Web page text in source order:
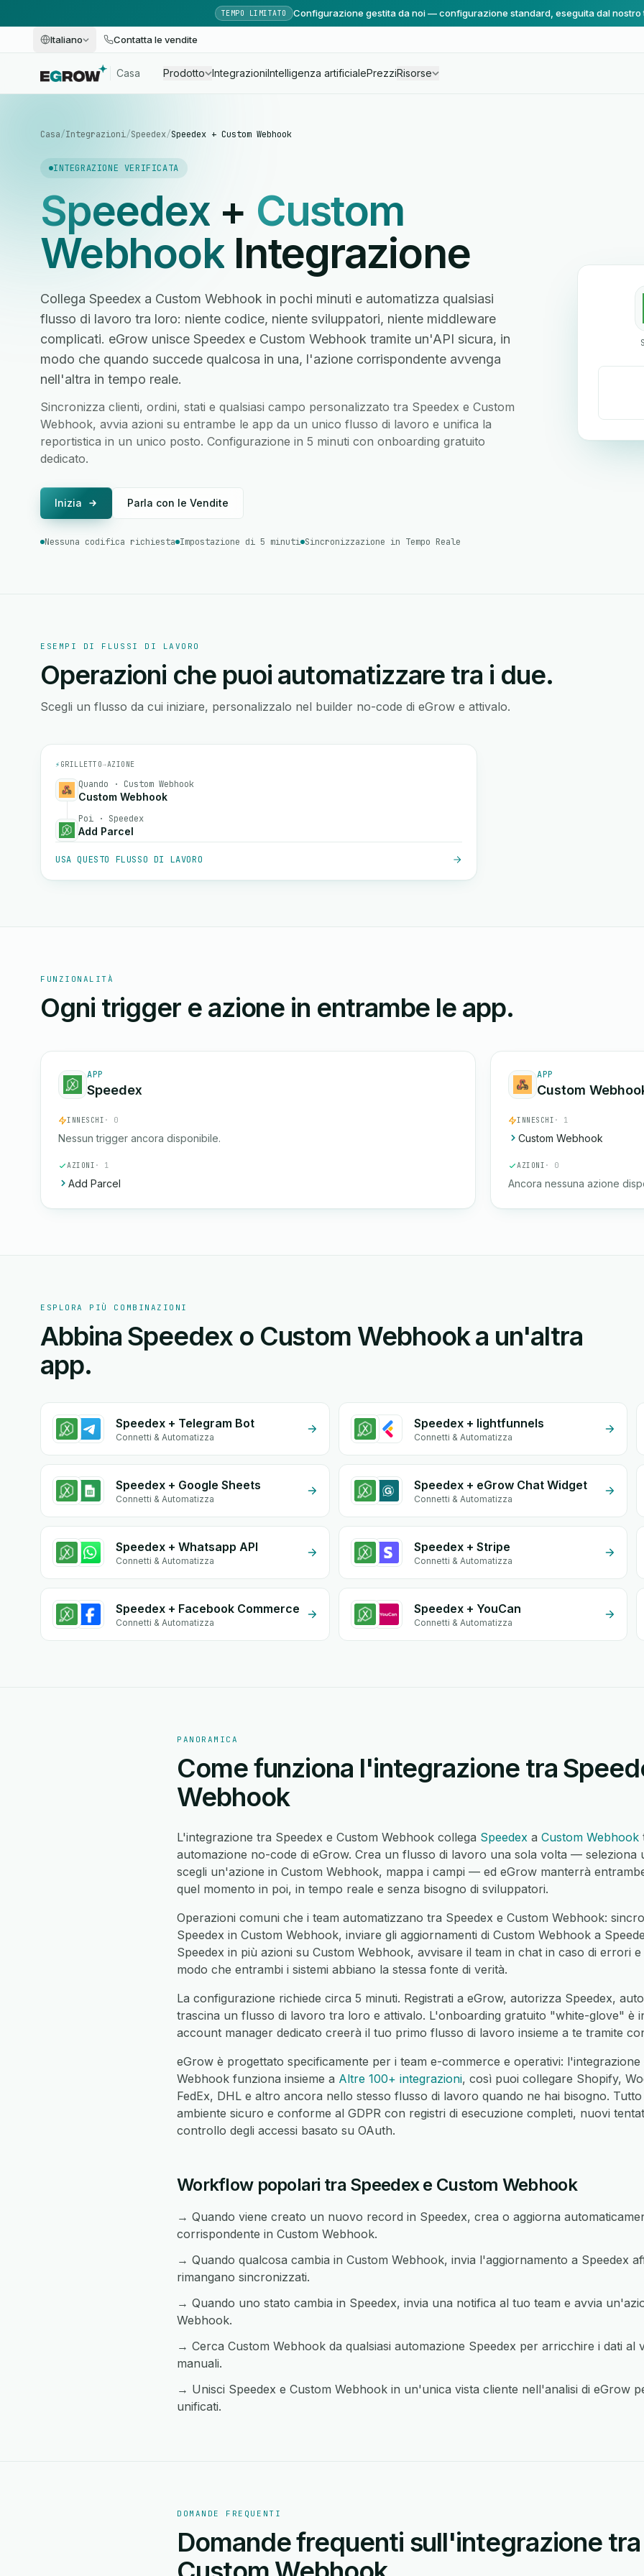
TEMPO LIMITATO Configurazione gestita da noi — configurazione standard, eseguita dal nostro
Italiano Contatta le vendite
Casa Prodotto IntegrazioniIntelligenza artificialePrezziRisorse
Casa/Integrazioni/Speedex/Speedex + Custom Webhook
INTEGRAZIONE VERIFICATA
Speedex+ Custom
WebhookIntegrazione
Collega Speedex a Custom Webhook in pochi minuti e automatizza qualsiasi
flusso di lavoro tra loro: niente codice, niente sviluppatori, niente middleware
complicati. eGrow unisce Speedex e Custom Webhook tramite un'API sicura, in
modo che quando succede qualcosa in una, l'azione corrispondente avvenga
nell'altra in tempo reale.
Sincronizza clienti, ordini, stati e qualsiasi campo personalizzato tra Speedex e Custom
Webhook, avvia azioni su entrambe le app da un unico flusso di lavoro e unifica la
reportistica in un unico posto. Configurazione in 5 minuti con onboarding gratuito
dedicato.
Inizia Parla con le Vendite
Nessuna codifica richiesta Impostazione di 5 minuti Sincronizzazione in Tempo Reale
ESEMPI DI FLUSSI DI LAVORO
Operazioni che puoi automatizzare tra i due.
Scegli un flusso da cui iniziare, personalizzalo nel builder no-code di eGrow e attivalo.
⚡ GRILLETTO→AZIONE
Quando · Custom Webhook
Custom Webhook
Poi · Speedex
Add Parcel
USA QUESTO FLUSSO DI LAVORO
FUNZIONALITÀ
Ogni trigger e azione in entrambe le app.
APP
Speedex
INNESCHI · 0
Nessun trigger ancora disponibile.
AZIONI · 1
Add Parcel
APP
Custom
INNESCHI · 1
Custom Webhook
AZIONI · 0
Ancora nessuna azione
ESPLORA PIÙ COMBINAZIONI
Abbina Speedex o Custom Webhook a un'altra
app.
Speedex + Telegram Bot
Connetti & Automatizza
Speedex + lightfunnels
Connetti & Automatizza
Speedex + Google Sheets
Connetti & Automatizza
Speedex + eGrow Chat Widget
Connetti & Automatizza
Speedex + Whatsapp API
Connetti & Automatizza
Speedex + Stripe
Connetti & Automatizza
Speedex + Facebook Commerce
Connetti & Automatizza
Speedex + YouCan
Connetti & Automatizza
PANORAMICA
Come funziona l'integrazione tra
Webhook
L'integrazione tra Speedex e Custom Webhook collega Speedex a Custom Webhook
automazione no-code di eGrow. Crea un flusso di lavoro una sola volta — seleziona
scegli un'azione in Custom Webhook, mappa i campi — ed eGrow manterrà
quel momento in poi, in tempo reale e senza bisogno di sviluppatori.
Operazioni comuni che i team automatizzano tra Speedex e Custom Webhook:
Speedex in Custom Webhook, inviare gli aggiornamenti di Custom Webhook a
Speedex in più azioni su Custom Webhook, avvisare il team in chat in caso di errori
modo che entrambi i sistemi abbiano la stessa fonte di verità.
La configurazione richiede circa 5 minuti. Registrati a eGrow, autorizza Speedex,
trascina un flusso di lavoro tra loro e attivalo. L'onboarding gratuito "white-glove" è
account manager dedicato creerà il tuo primo flusso di lavoro insieme a te tramite
eGrow è progettato specificamente per i team e-commerce e operativi: l'integrazione
Webhook funziona insieme a Altre 100+ integrazioni, così puoi collegare Shopify,
FedEx, DHL e altro ancora nello stesso flusso di lavoro quando ne hai bisogno.
ambiente sicuro e conforme al GDPR con registri di esecuzione completi, nuovi
controllo degli accessi basato su OAuth.
Workflow popolari tra Speedex e Custom Webhook
→ Quando viene creato un nuovo record in Speedex, crea o aggiorna
corrispondente in Custom Webhook.
→ Quando qualcosa cambia in Custom Webhook, invia l'aggiornamento a Speedex
rimangano sincronizzati.
→ Quando uno stato cambia in Speedex, invia una notifica al tuo team e avvia
Webhook.
→ Cerca Custom Webhook da qualsiasi automazione Speedex per arricchire i dati al
manuali.
→ Unisci Speedex e Custom Webhook in un'unica vista cliente nell'analisi di eGrow
unificati.
DOMANDE FREQUENTI
Domande frequenti sull'integrazione